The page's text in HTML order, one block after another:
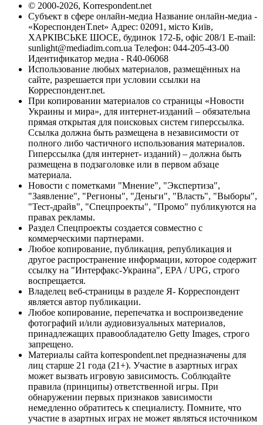
© 2000-2026, Korrespondent.net
Субъект в сфере онлайн-медиа Название онлайн-медиа -
«КореспонденТ.net» Адрес: 02091, місто Київ,
ХАРКІВСЬКЕ ШОСЕ, будинок 172-Б, офіс 208/1 E-mail:
sunlight@mediadim.com.ua Телефон: 044-205-43-00
Идентификатор медиа - R40-06068
Использование любых материалов, размещённых на
сайте, разрешается при условии ссылки на
Корреспондент.net.
При копировании материалов со страницы «Новости
Украины и мира», для интернет-изданий – обязательна
прямая открытая для поисковых систем гиперссылка.
Ссылка должна быть размещена в независимости от
полного либо частичного использования материалов.
Гиперссылка (для интернет- изданий) – должна быть
размещена в подзаголовке или в первом абзаце
материала.
Новости с пометками "Мнение", "Экспертиза",
"Заявление", "Регионы", "Деньги", "Власть", "Выборы",
"Тест-драйв", "Спецпроекты", "Промо" публикуются на
правах рекламы.
Раздел Спецпроекты создается совместно с
коммерческими партнерами.
Любое копирование, публикация, републикация и
другое распространение информации, которое содержит
ссылку на "Интерфакс-Украина", EPA / UPG, строго
воспрещается.
Владелец веб-страницы в разделе Я- Корреспондент
является автор публикации.
Любое копирование, перепечатка и воспроизведение
фотографий и/или аудиовизуальных материалов,
принадлежащих правообладателю Getty Images, строго
запрещено.
Материалы сайта korrespondent.net предназначены для
лиц старше 21 года (21+). Участие в азартных играх
может вызвать игровую зависимость. Соблюдайте
правила (принципы) ответственной игры. При
обнаружении первых признаков зависимости
немедленно обратитесь к специалисту. Помните, что
участие в азартных играх не может являться источником